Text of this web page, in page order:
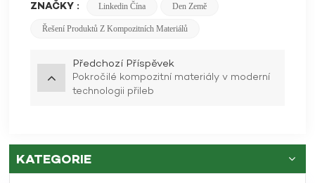
ZNAČKY : Linkedin Čína Den Země
Řešení Produktů Z Kompozitních Materiálů
Předchozí Příspěvek
Pokročilé kompozitní materiály v moderní
technologii přileb
KATEGORIE